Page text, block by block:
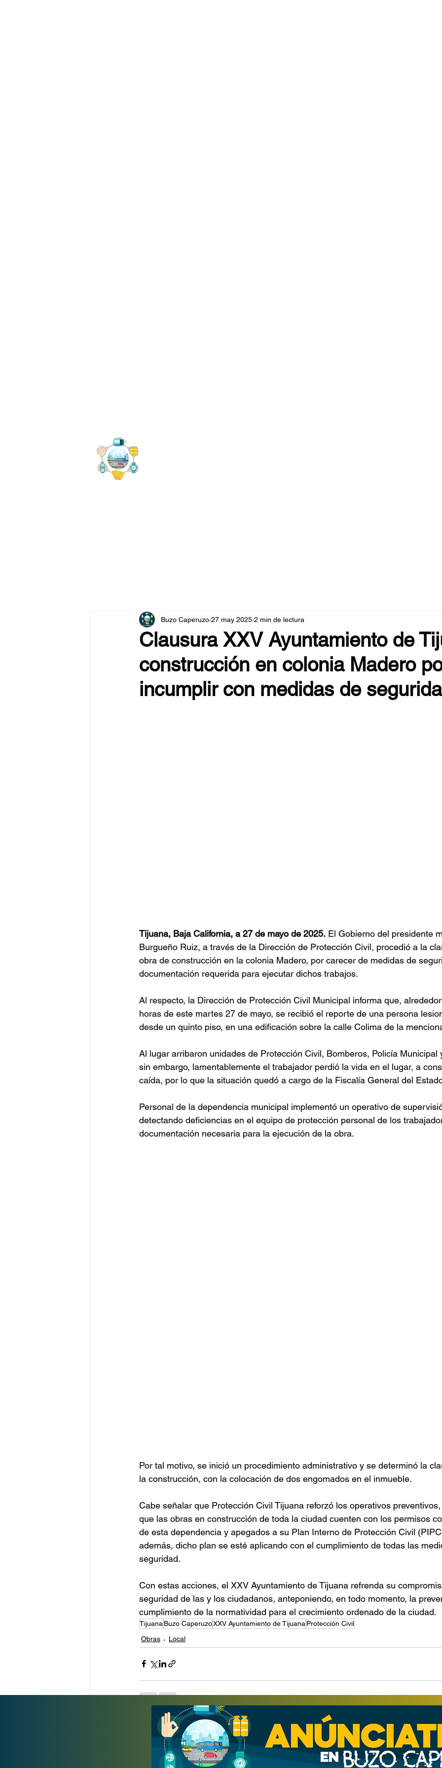
Clausura XXV Ayuntamiento de
construcción en colonia Madero
incumplir con medidas de
Buzo Caperuzo 27 may 2025 2 min de lectura
Tijuana, Baja California, a 27 de mayo de 2025. El Gobierno del presidente
Burgueño Ruiz, a través de la Dirección de Protección Civil, procedió a la
obra de construcción en la colonia Madero, por carecer de medidas de
documentación requerida para ejecutar dichos trabajos.
Al respecto, la Dirección de Protección Civil Municipal informa que,
horas de este martes 27 de mayo, se recibió el reporte de una persona
desde un quinto piso, en una edificación sobre la calle Colima de la
Al lugar arribaron unidades de Protección Civil, Bomberos, Policía
sin embargo, lamentablemente el trabajador perdió la vida en el lugar, a
caída, por lo que la situación quedó a cargo de la Fiscalía General del
Personal de la dependencia municipal implementó un operativo de
detectando deficiencias en el equipo de protección personal de los
documentación necesaria para la ejecución de la obra.
Por tal motivo, se inició un procedimiento administrativo y se determinó la
la construcción, con la colocación de dos engomados en el inmueble.
Cabe señalar que Protección Civil Tijuana reforzó los operativos
que las obras en construcción de toda la ciudad cuenten con los permisos
de esta dependencia y apegados a su Plan Interno de Protección Civil
además, dicho plan se esté aplicando con el cumplimiento de todas las
seguridad.
Con estas acciones, el XXV Ayuntamiento de Tijuana refrenda su
seguridad de las y los ciudadanos, anteponiendo, en todo momento, la
cumplimiento de la normatividad para el crecimiento ordenado de la ciudad.
Tijuana Buzo CaperuzoXXV Ayuntamiento de Tijuana Protección Civil
Obras
Local
Entradas recientes